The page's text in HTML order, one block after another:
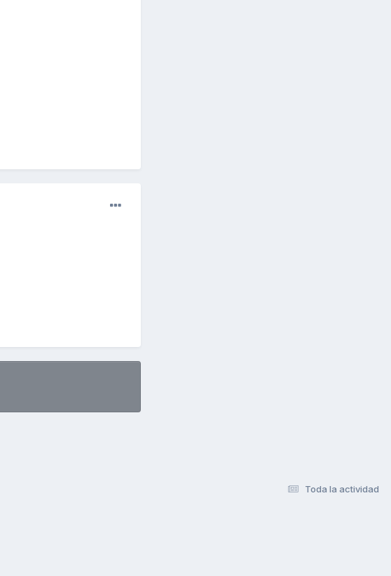
Toda la actividad